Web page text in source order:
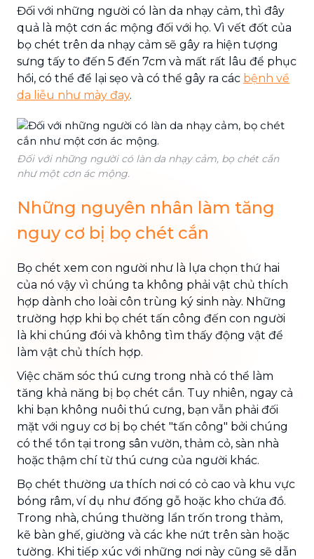
Đối với những người có làn da nhạy cảm, thì đây
quả là một cơn ác mộng đối với họ. Vì vết đốt của
bọ chét trên da nhạy cảm sẽ gây ra hiện tượng
sưng tấy to đến 5 đến 7cm và mất rất lâu để phục
hồi, có thể để lại sẹo và có thể gây ra các bệnh về
da liễu như mày đay.
Đối với những người có làn da nhạy cảm, bọ chét cắn
như một cơn ác mộng.
Những nguyên nhân làm tăng
nguy cơ bị bọ chét cắn
Bọ chét xem con người như là lựa chọn thứ hai
của nó vậy vì chúng ta không phải vật chủ thích
hợp dành cho loài côn trùng ký sinh này. Những
trường hợp khi bọ chét tấn công đến con người
là khi chúng đói và không tìm thấy động vật để
làm vật chủ thích hợp.
Việc chăm sóc thú cưng trong nhà có thể làm
tăng khả năng bị bọ chét cắn. Tuy nhiên, ngay cả
khi bạn không nuôi thú cưng, bạn vẫn phải đối
mặt với nguy cơ bị bọ chét "tấn công" bởi chúng
có thể tồn tại trong sân vườn, thảm cỏ, sàn nhà
hoặc thậm chí từ thú cưng của người khác.
Bọ chét thường ưa thích nơi có cỏ cao và khu vực
bóng râm, ví dụ như đống gỗ hoặc kho chứa đồ.
Trong nhà, chúng thường lẩn trốn trong thảm,
kẽ bàn ghế, giường và các khe nứt trên sàn hoặc
tường. Khi tiếp xúc với những nơi này cũng sẽ dẫn